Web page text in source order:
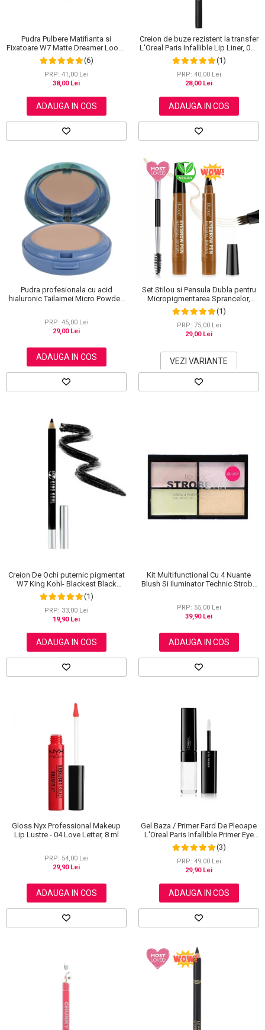
Pudra Pulbere Matifianta si
Fixatoare W7 Matte Dreamer Loose
Powder - Classy Cameo, 20g
(6)
PRP: 41,00 Lei
38,00 Lei
ADAUGA IN COS
Creion de buze rezistent la transfer
L'Oreal Paris Infallible Lip Liner, 001
Highlight On Point
(1)
PRP: 40,00 Lei
28,00 Lei
ADAUGA IN COS
Pudra profesionala cu acid
hialuronic Tailaimei Micro Powder,
PRP: 45,00 Lei
29,00 Lei
ADAUGA IN COS
Set Stilou si Pensula Dubla pentru
Micropigmentarea Sprancelor,
Efect Natural de Microblading,
Aspect de Sprancene Pline
(1)
PRP: 75,00 Lei
29,00 Lei
VEZI VARIANTE
Creion De Ochi puternic pigmentat
W7 King Kohl- Blackest Black
(Negru) (1)
PRP: 33,00 Lei
19,90 Lei
ADAUGA IN COS
Kit Multifunctional Cu 4 Nuante
Blush Si Iluminator Technic Strobe
PRP: 55,00 Lei
39,90 Lei
ADAUGA IN COS
Gloss Nyx Professional Makeup
Lip Lustre - 04 Love Letter, 8 ml
PRP: 54,00 Lei
29,90 Lei
ADAUGA IN COS
Gel Baza / Primer Fard De Pleoape
L'Oreal Paris Infallible Primer Eye
Shadow Base 100, 3 ml
(3)
PRP: 49,00 Lei
29,90 Lei
ADAUGA IN COS